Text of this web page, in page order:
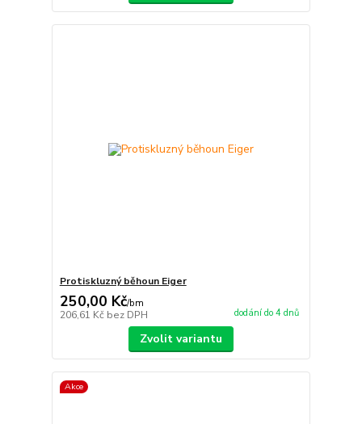
Protiskluzný běhoun Eiger
250,00 Kč/bm
206,61 Kč bez DPH dodání do 4 dnů
Zvolit variantu
Akce